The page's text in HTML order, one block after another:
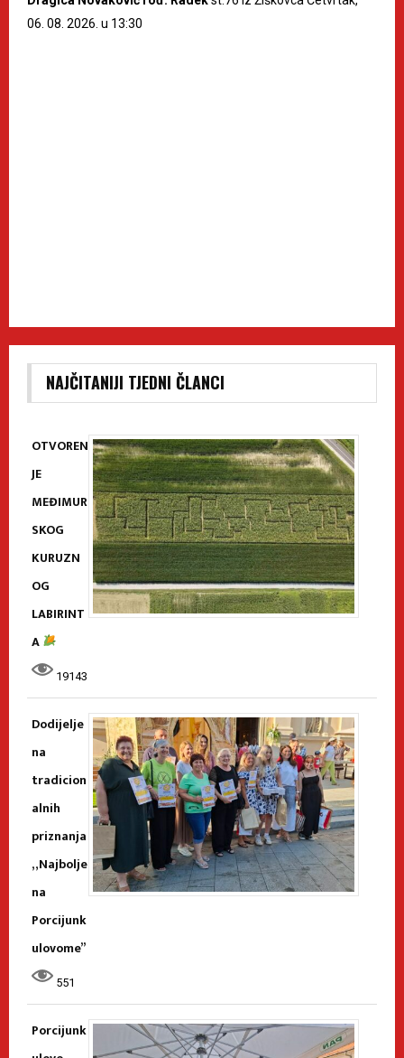
06. 08. 2026. u 13:30
NAJČITANIJI TJEDNI ČLANCI
OTVOREN
JE
MEĐIMUR
SKOG
KURUZN
OG
LABIRINT
A
19143
Dodijelje
na
tradicion
alnih
priznanja
„Najbolje
na
Porcijunk
ulovome”
551
Porcijunk